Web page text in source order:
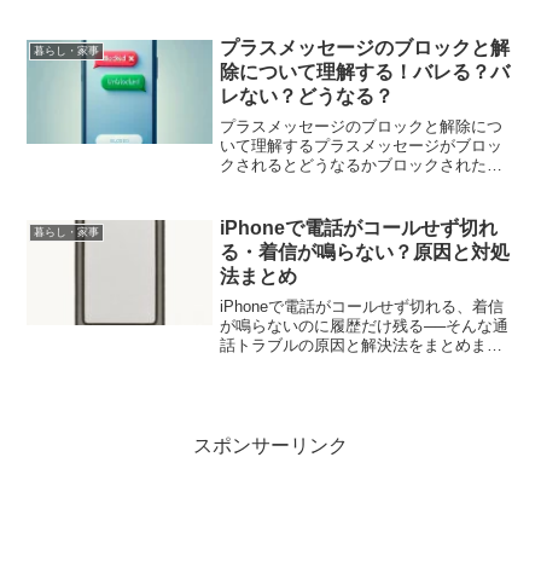
暮らし・家事
プラスメッセージのブロックと解
除について理解する！バレる？バ
レない？どうなる？
プラスメッセージのブロックと解除につ
いて理解するプラスメッセージがブロッ
クされるとどうなるかブロックされた場
手にメッセージを送信しても既読になら
ず、相手に届くことはあり...
暮らし・家事
iPhoneで電話がコールせず切れ
る・着信が鳴らない？原因と対処
法まとめ
iPhoneで電話がコールせず切れる、着信
が鳴らないのに履歴だけ残る──そんな通
話トラブルの原因と解決法をまとめまし
スポンサーリンク